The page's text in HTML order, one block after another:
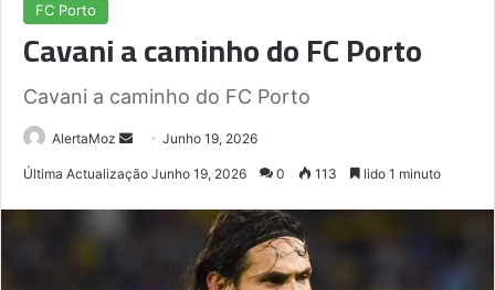
FC Porto
Cavani a caminho do FC Porto
Cavani a caminho do FC Porto
AlertaMoz
SendJunho 19, 2026
Última Actualização Junho 19, 2026 0 113 lido 1 minuto